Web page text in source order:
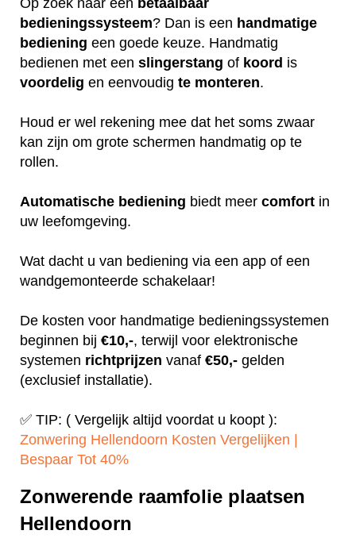
bedieningssysteem? Dan is een handmatige
bediening een goede keuze. Handmatig
bedienen met een slingerstang of koord is
voordelig en eenvoudig te monteren.
Houd er wel rekening mee dat het soms zwaar
kan zijn om grote schermen handmatig op te
rollen.
Automatische bediening biedt meer comfort in
uw leefomgeving.
Wat dacht u van bediening via een app of een
wandgemonteerde schakelaar!
De kosten voor handmatige bedieningssystemen
beginnen bij €10,-, terwijl voor elektronische
systemen richtprijzen vanaf €50,- gelden
(exclusief installatie).
✅ TIP: ( Vergelijk altijd voordat u koopt ):
Zonwering Hellendoorn Kosten Vergelijken |
Bespaar Tot 40%‎
Zonwerende raamfolie plaatsen
Hellendoorn